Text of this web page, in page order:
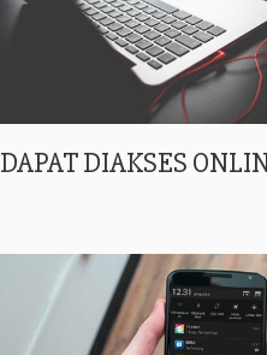
DAPAT DIAKSES